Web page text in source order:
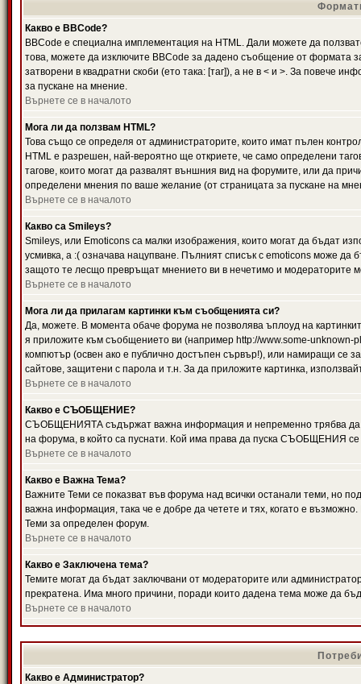
Какво е BBCode?
BBCode е специална имплементация на HTML. Дали можете да
това, можете да изключите BBCode за дадено съобщение от формата
затворени в квадратни скоби (ето така: [таг]), а не в < и >. За повече
за пускане на мнение.
Върнете се в началото
Мога ли да ползвам HTML?
Това също се определя от администраторите, които имат пълен
HTML е разрешен, най-вероятно ще откриете, че само определени
тагове, които могат да развалят външния вид на форумите, или да
определени мнения по ваше желание (от страницата за пускане на
Върнете се в началото
Какво са Smileys?
Smileys, или Emoticons са малки изображения, които могат да бъдат
усмивка, а :( означава нацупване. Пълният списък с emoticons може да
защото те лесщо превръщат мнението ви в нечетимо и модераторите
Върнете се в началото
Мога ли да прилагам картинки към съобщенията си?
Да, можете. В момента обаче форума не позволява ъплоуд на
я приложите към съобщението ви (например http://www.some-
компютър (освен ако е публично достъпен сървър!), или намиращи се
сайтове, защитени с парола и т.н. За да приложите картинка,
Върнете се в началото
Какво е СЪОБЩЕНИЕ?
СЪОБЩЕНИЯТА съдържат важна информация и непременно трябва да
на форума, в който са пуснати. Кой има права да пуска СЪОБЩЕНИЯ се
Върнете се в началото
Какво е Важна Тема?
Важните Теми се показват във форума над всички останали теми,
важна информация, така че е добре да четете и тях, когато е
Теми за определен форум.
Върнете се в началото
Какво е Заключена тема?
Темите могат да бъдат заключвани от модераторите или
прекратена. Има много причини, поради които дадена тема може да
Върнете се в началото
Какво е Администратор?